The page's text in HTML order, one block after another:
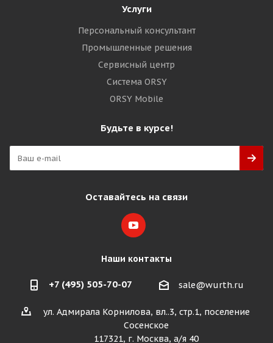
Услуги
Персональный консультант
Промышленные решения
Сервисный центр
Система ORSY
ORSY Mobile
Будьте в курсе!
Оставайтесь на связи
Наши контакты
+7 (495) 505-70-07 sale@wurth.ru
ул. Адмирала Корнилова, вл..3, стр.1, поселение
Сосенское
117321, г. Москва, а/я 40